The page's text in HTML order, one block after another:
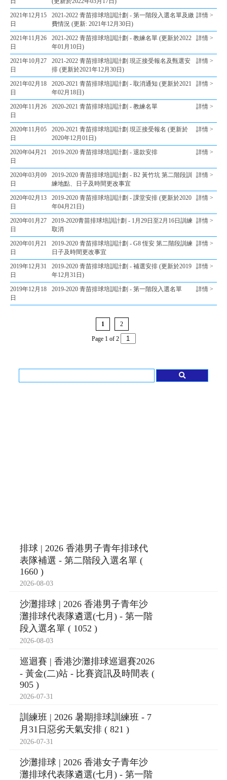
2021年12月15
日
2021-2022 青苗排球培訓計劃 - 第一階段入選名單及繳
費情況 (更新: 2021年12月30日)
詳情 >
2021年11月26
日
2021-2022 青苗排球培訓計劃 - 教練名單 (更新於2022
年01月10日)
詳情 >
2021年10月27
日
2021-2022 青苗排球培訓計劃 現正接受報名及甄選安
排 (更新於2021年12月30日)
詳情 >
2021年02月18
日
2020-2021 青苗排球培訓計劃 - 取消通知 (更新於2021
年02月18日)
詳情 >
2020年11月26
日
2020-2021 青苗排球培訓計劃 - 教練名單 詳情 >
2020年11月05
日
2020-2021 青苗排球培訓計劃 現正接受報名 (更新於
2020年12月01日)
詳情 >
2020年04月21
日
2019-2020 青苗排球培訓計劃 - 退款安排 詳情 >
2020年03月09
日
2019-2020 青苗排球培訓計劃 - B2 黃竹坑 第二階段訓
練地點、日子及時間更改事宜
詳情 >
2020年02月13
日
2019-2020 青苗排球培訓計劃 - 課堂安排 (更新於2020
年04月21日)
詳情 >
2020年01月27
日
2019-2020青苗排球培訓計劃 - 1月29日至2月16日訓練
取消
詳情 >
2020年01月21
日
2019-2020 青苗排球培訓計劃 - G8 恆安 第二階段訓練
日子及時間更改事宜
詳情 >
2019年12月31
日
2019-2020 青苗排球培訓計劃 - 補選安排 (更新於2019
年12月31日)
詳情 >
2019年12月18
日
2019-2020 青苗排球培訓計劃 - 第一階段入選名單 詳情 >
1 2
Page 1 of 2
排球 | 2026 香港男子青年排球代
表隊補選 - 第二階段入選名單 (
1660 )
2026-08-03
沙灘排球 | 2026 香港男子青年沙
灘排球代表隊遴選(七月) - 第一階
段入選名單 ( 1052 )
2026-08-03
巡迴賽 | 香港沙灘排球巡迴賽2026
- 黃金(二)站 - 比賽資訊及時間表 (
905 )
2026-07-31
訓練班 | 2026 暑期排球訓練班 - 7
月31日惡劣天氣安排 ( 821 )
2026-07-31
沙灘排球 | 2026 香港女子青年沙
灘排球代表隊遴選(七月) - 第一階